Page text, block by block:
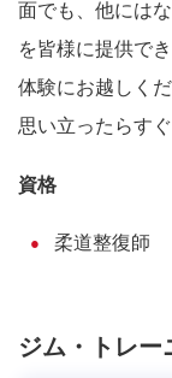
面でも、他には
を皆様に提供で
体験にお越しくだ
思い立ったらす
資格
柔道整復師
ジム・トレー